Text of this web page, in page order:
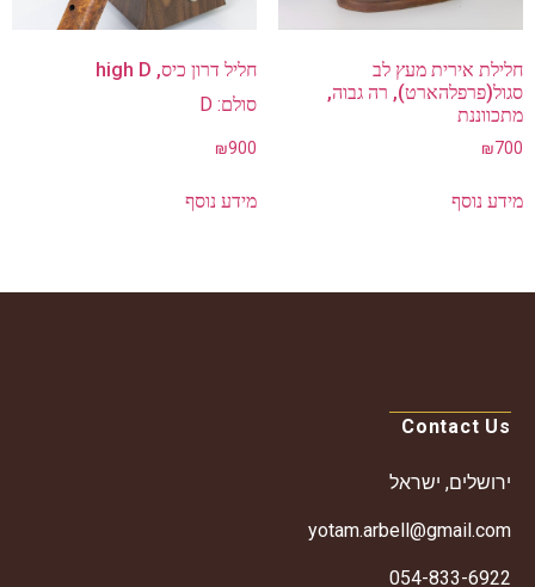
exclude-from-search
rated-4
קטגוריות מוצרים
חלילת אירית מעץ לב
סגול(פרפלהארט), רה גבוה,
מתכווננת
₪700
מידע נוסף
חליל דרון כיס, high D
סולם: D
₪900
מידע נוסף
Contact Us
ירושלים, ישראל
yotam.arbell@gmail.com
054-833-6922